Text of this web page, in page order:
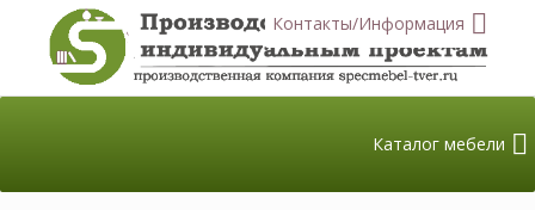
Контакты/Информация
Каталог мебели